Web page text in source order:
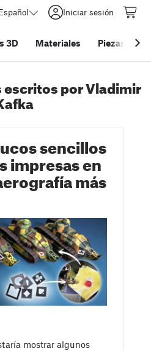
Iniciar sesión
3D Materiales Piezas y
por Vladimir
sencillos
impresas en
más
mostrar algunos